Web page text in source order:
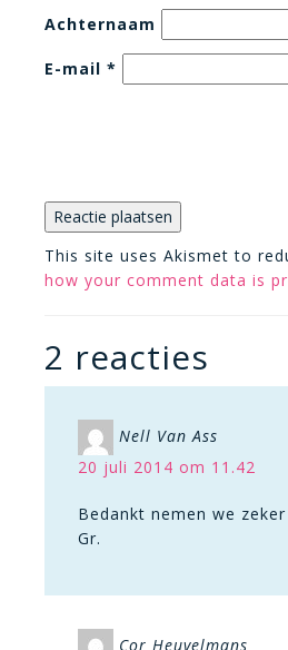
Achternaam
E-mail *
This site uses Akismet to
how your comment data is
2 reacties
Nell Van Ass
20 juli 2014 om 11.42
Bedankt nemen we zeker
Gr.
Cor Heuvelmans